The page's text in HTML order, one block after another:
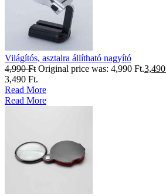
Világítós, asztalra állítható nagyító
4,990Ft Original price was: 4,990 Ft.3,490
3,490 Ft.
Read More
Read More